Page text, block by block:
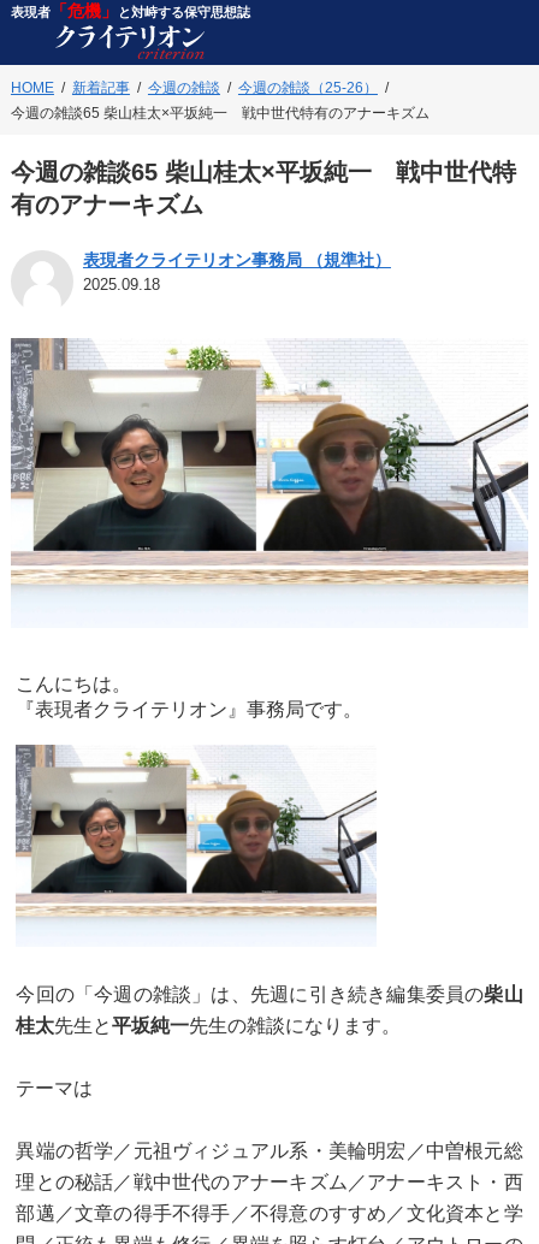
表現者「危機」 と対峙する保守思想誌
HOME 新着記事 今週の雑談
今週の雑談（25-26）
今週の雑談65 柴山桂太×平坂純一 戦中世代特有のアナーキズム
今週の雑談65 柴山桂太×平坂純一 戦中世代特
有のアナーキズム
表現者クライテリオン事務局 （規準社）
2025.09.18
こんにちは。
『表現者クライテリオン』事務局です。
今回の「今週の雑談」は、先週に引き続き編集委員の柴山
桂太先生と平坂純一先生の雑談になります。
テーマは
異端の哲学／元祖ヴィジュアル系・美輪明宏／中曽根元総
理との秘話／戦中世代のアナーキズム／アナーキスト・西
部邁／文章の得手不得手／不得意のすすめ／文化資本と学